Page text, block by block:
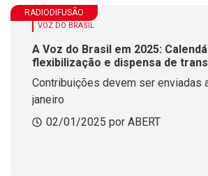
RADIODIFUSÃO
VOZ DO BRASIL
A Voz do Brasil em 2025:
flexibilização e dispensa de
divulgado
Contribuições devem ser enviadas
janeiro
02/01/2025 por ABERT